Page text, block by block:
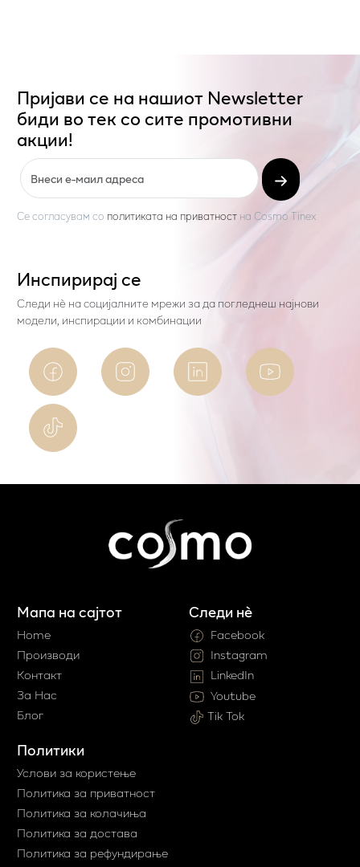
Пријави се на нашиот Newsletter
биди во тек со сите промотивни
акции!
Се согласувам со политиката на приватност на Cosmo Tinex
Инспирирај се
Следи нѐ на социјалните мрежи за да погледнеш најнови
модели, инспирации и комбинации
Мапа на сајтот
Home
Производи
Контакт
За Нас
Блог
Политики
Услови за користење
Политика за приватност
Политика за колачиња
Политика за достава
Политика за рефундирање
Следи нè
Facebook
Instagram
LinkedIn
Youtube
Tik Tok